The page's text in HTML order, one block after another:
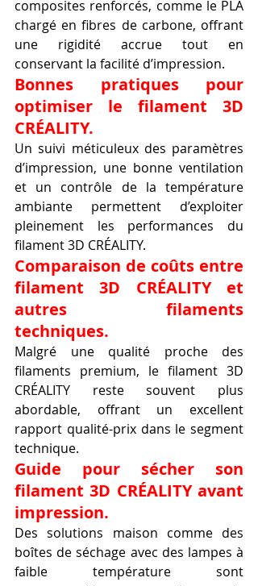
composites renforcés, comme le PLA
chargé en fibres de carbone, offrant
une rigidité accrue tout en
conservant la facilité d’impression.
Bonnes pratiques pour
optimiser le filament 3D
CRÉALITY.
Un suivi méticuleux des paramètres
d’impression, une bonne ventilation
et un contrôle de la température
ambiante permettent d’exploiter
pleinement les performances du
filament 3D CRÉALITY.
Comparaison de coûts entre
filament 3D CRÉALITY et
autres filaments
techniques.
Malgré une qualité proche des
filaments premium, le filament 3D
CRÉALITY reste souvent plus
abordable, offrant un excellent
rapport qualité-prix dans le segment
technique.
Guide pour sécher son
filament 3D CRÉALITY avant
impression.
Des solutions maison comme des
boîtes de séchage avec des lampes à
faible température sont